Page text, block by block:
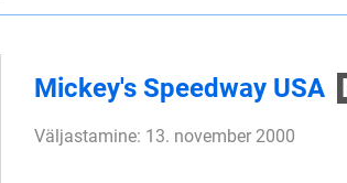
Mickey's Speedway USA
Väljastamine: 13. november 2000